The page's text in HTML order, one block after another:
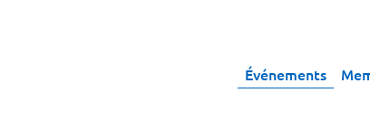
Événements